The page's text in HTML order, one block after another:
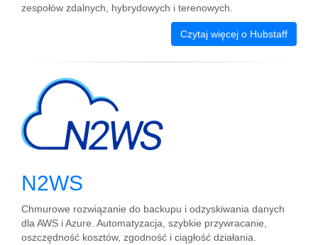
zespołów zdalnych, hybrydowych i terenowych.
Czytaj więcej o Hubstaff
N2WS
Chmurowe rozwiązanie do backupu i odzyskiwania danych
dla AWS i Azure. Automatyzacja, szybkie przywracanie,
oszczędność kosztów, zgodność i ciągłość działania.